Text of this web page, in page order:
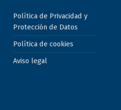
Política de Privacidad y
Protección de Datos
Política de cookies
Aviso legal